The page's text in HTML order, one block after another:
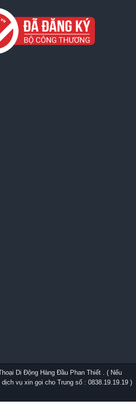
Di Động Hàng Đầu Phan Thiết . ( Nếu
vụ xin gọi cho Trung số : 0838.19.19.19 )